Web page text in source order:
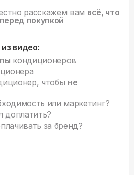
расскажем вам всё, что
покупкой
видео:
кондиционеров
чтобы не
или маркетинг?
доплатить?
за бренд?